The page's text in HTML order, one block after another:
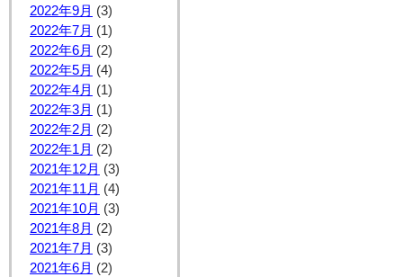
2022年9月 (3)
2022年7月 (1)
2022年6月 (2)
2022年5月 (4)
2022年4月 (1)
2022年3月 (1)
2022年2月 (2)
2022年1月 (2)
2021年12月 (3)
2021年11月 (4)
2021年10月 (3)
2021年8月 (2)
2021年7月 (3)
2021年6月 (2)